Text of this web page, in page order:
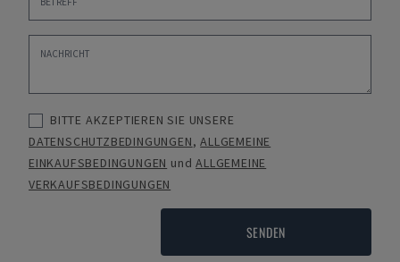
BITTE AKZEPTIEREN SIE UNSERE
DATENSCHUTZBEDINGUNGEN,ALLGEMEINE
EINKAUFSBEDINGUNGEN undALLGEMEINE
VERKAUFSBEDINGUNGEN
SENDEN